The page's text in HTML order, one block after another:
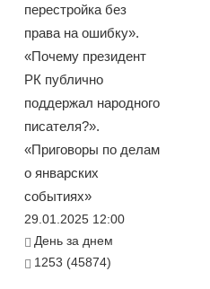
перестройка без
права на ошибку».
«Почему президент
РК публично
поддержал народного
писателя?».
«Приговоры по делам
о январских
событиях»
29.01.2025 12:00
День за днем
1253 (45874)